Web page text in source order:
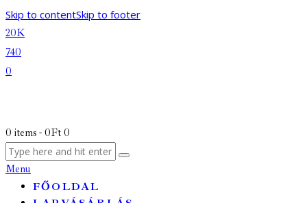
Skip to contentSkip to footer
20K
740
0
0 items - 0Ft 0
Menu
FŐOLDAL